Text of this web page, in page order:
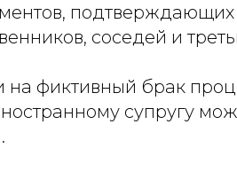
соседей и
на фиктивный брак
супругу